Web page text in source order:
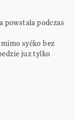
powstala podczas
syćko bez
juz tylko